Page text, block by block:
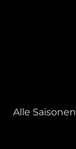
Alle Saisonen